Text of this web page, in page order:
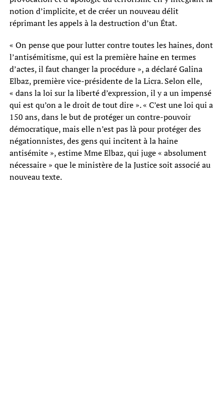
notion d’implicite, et de créer un nouveau délit
réprimant les appels à la destruction d’un État.
« On pense que pour lutter contre toutes les haines, dont
l’antisémitisme, qui est la première haine en termes
d’actes, il faut changer la procédure », a déclaré Galina
Elbaz, première vice-présidente de la Licra. Selon elle,
« dans la loi sur la liberté d’expression, il y a un impensé
qui est qu’on a le droit de tout dire ». « C’est une loi qui a
150 ans, dans le but de protéger un contre-pouvoir
démocratique, mais elle n’est pas là pour protéger des
négationnistes, des gens qui incitent à la haine
antisémite », estime Mme Elbaz, qui juge « absolument
nécessaire » que le ministère de la Justice soit associé au
nouveau texte.